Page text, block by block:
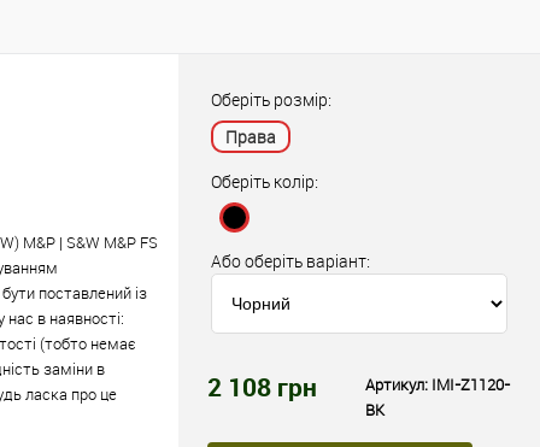
M&P | S&W M&P FS
поставлений із
в наявності:
(тобто немає
заміни в
ласка про це
Оберіть розмір:
Права
Оберіть колір:
Або оберіть варіант:
2 108 грн Артикул: IMI-Z1120-
BK